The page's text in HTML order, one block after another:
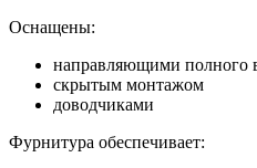
Оснащены:
направляющими полного
скрытым монтажом
доводчиками
Фурнитура обеспечивает: